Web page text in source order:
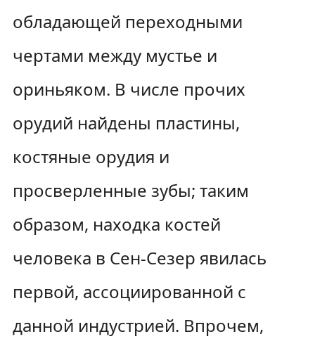
обладающей переходными
чертами между мустье и
ориньяком. В числе прочих
орудий найдены пластины,
костяные орудия и
просверленные зубы; таким
образом, находка костей
человека в Сен-Сезер явилась
первой, ассоциированной с
данной индустрией. Впрочем,